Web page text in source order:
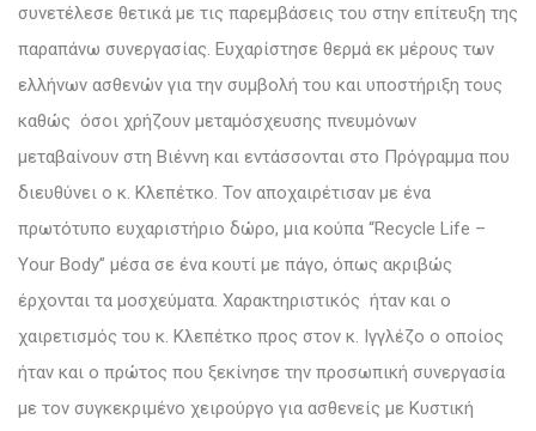
συνετέλεσε θετικά με τις παρεμβάσεις του στην επίτευξη της
παραπάνω συνεργασίας. Ευχαρίστησε θερμά εκ μέρους των
ελλήνων ασθενών για την συμβολή του και υποστήριξη τους
καθώς όσοι χρήζουν μεταμόσχευσης πνευμόνων
μεταβαίνουν στη Βιέννη και εντάσσονται στο Πρόγραμμα που
διευθύνει ο κ. Κλεπέτκο. Τον αποχαιρέτισαν με ένα
πρωτότυπο ευχαριστήριο δώρο, μια κούπα “Recycle Life –
Your Body” μέσα σε ένα κουτί με πάγο, όπως ακριβώς
έρχονται τα μοσχεύματα. Χαρακτηριστικός ήταν και ο
χαιρετισμός του κ. Κλεπέτκο προς στον κ. Ιγγλέζο ο οποίος
ήταν και ο πρώτος που ξεκίνησε την προσωπική συνεργασία
με τον συγκεκριμένο χειρούργο για ασθενείς με Κυστική